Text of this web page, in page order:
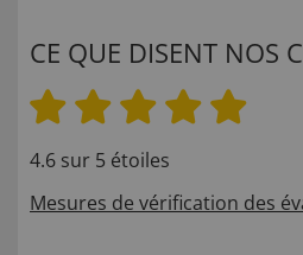
CE QUE DISENT NOS
4.6 sur 5 étoiles
Mesures de vérification des